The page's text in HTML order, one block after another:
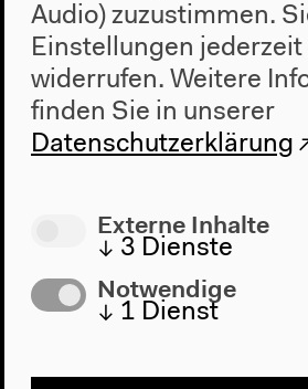
Das Neue Alphabet
Das Anthropozän am HKW
Audio) zuzustimmen.
Einstellungen jederzeit
widerrufen. Weitere
finden Sie in unserer
Datenschutzerklärung
Externe Inhalte
↓ 3 Dienste
Notwendige
↓ 1 Dienst